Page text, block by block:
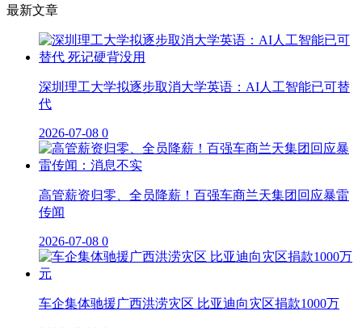
最新文章
深圳理工大学拟逐步取消大学英语：AI人工智能已可替
代
2026-07-08 0
高管薪资归零、全员降薪！百强车商兰天集团回应暴雷
传闻
2026-07-08 0
车企集体驰援广西洪涝灾区 比亚迪向灾区捐款1000万